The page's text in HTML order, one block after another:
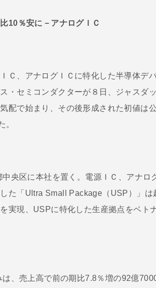
10％安に－アナログＩＣ
Ｃ、アナログＩＣに特化した半導体デ
・セミコンダクターが８日、ジャスダ
配で始まり、その後形成された初値は
。
央区に本社を置く。電源ＩＣ、アナロ
た「Ultra Small Package（USP）」は
実現、USPに特化した生産拠点をベト
、売上高で前の期比7.8％増の92億